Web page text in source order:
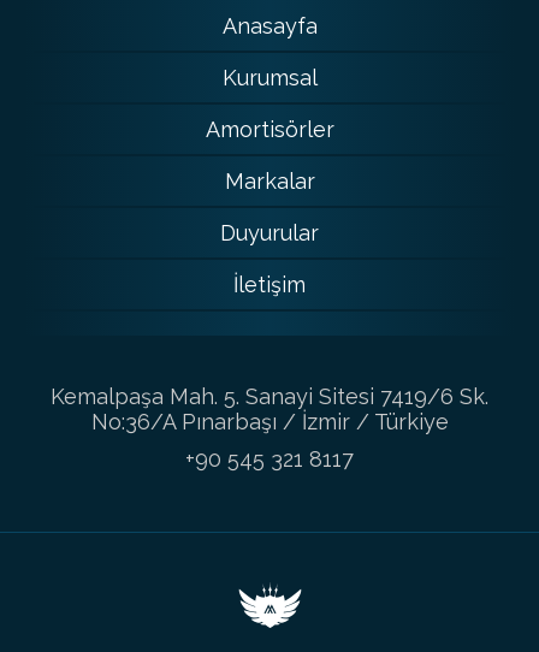
Anasayfa
Kurumsal
Amortisörler
Markalar
Duyurular
İletişim
Kemalpaşa Mah. 5. Sanayi Sitesi 7419/6 Sk.
No:36/A Pınarbaşı / İzmir / Türkiye
+90 545 321 8117